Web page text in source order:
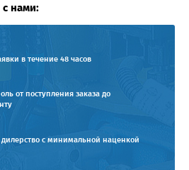
нами:
в течение 48 часов
от поступления заказа до
с минимальной наценкой